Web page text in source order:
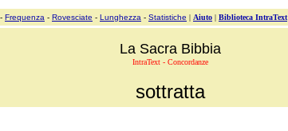
- Frequenza - Rovesciate - Lunghezza - Statistiche | Aiuto | Biblioteca IntraText
La Sacra Bibbia
IntraText - Concordanze
sottratta